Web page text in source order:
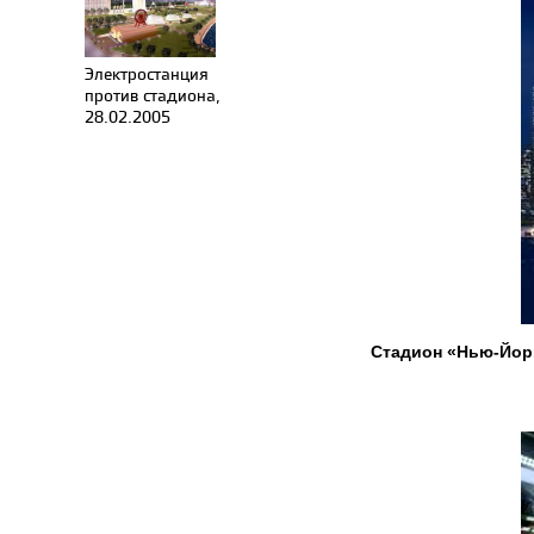
Электростанция
против стадиона,
28.02.2005
Стадион «Нью-